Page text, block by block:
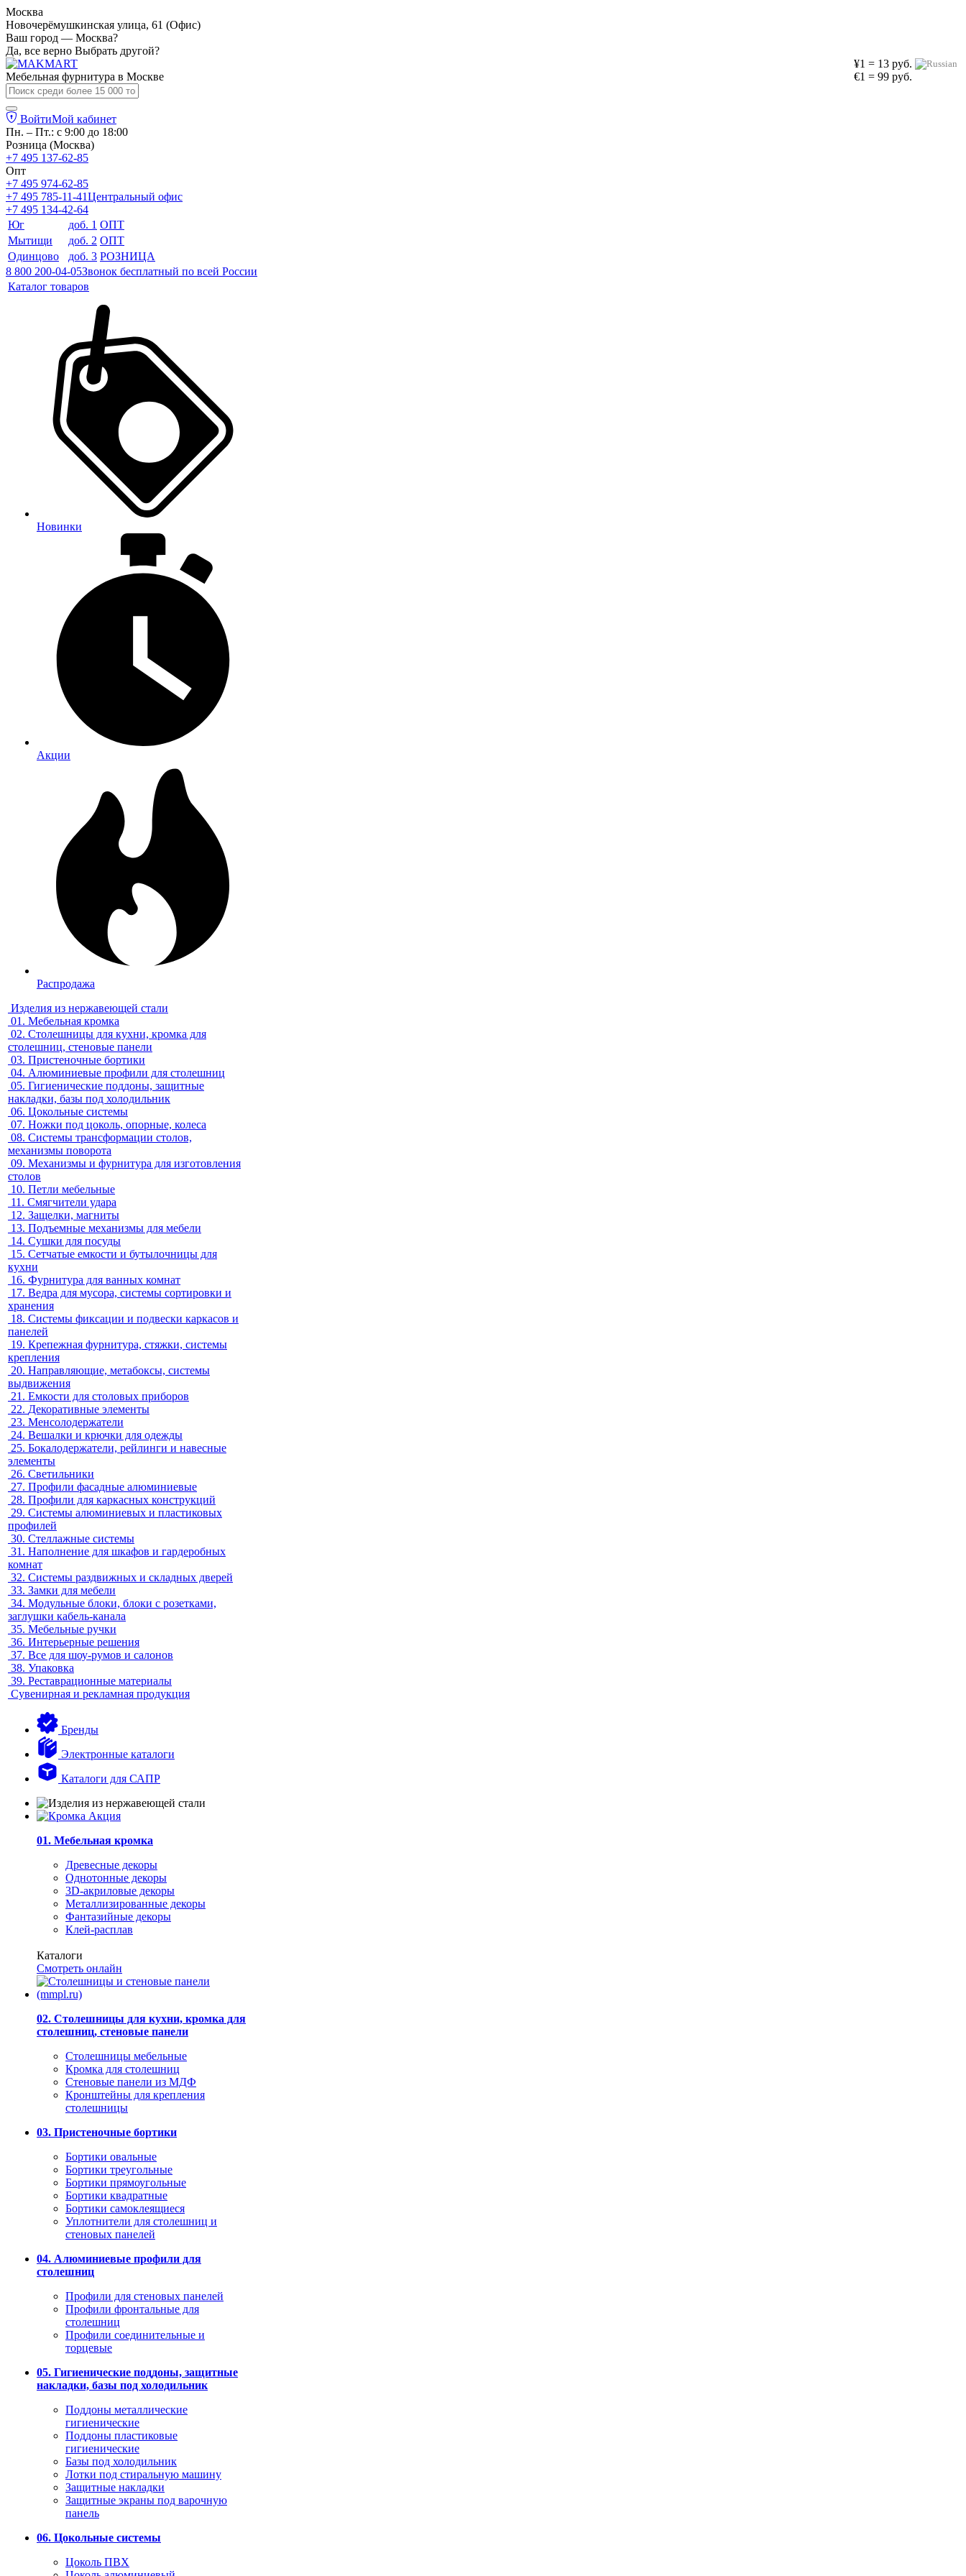
Москва
Новочерёмушкинская улица, 61 (Офис)
Ваш город — Москва?
Да, все верно Выбрать другой?
¥1 = 13 руб.
€1 = 99 руб.
Мебельная фурнитура в Москве
ВойтиМой кабинет
Пн. – Пт.: с 9:00 до 18:00
Розница (Москва)
+7 495 137-62-85
Опт
+7 495 974-62-85
+7 495 785-11-41Центральный офис
+7 495 134-42-64
Юг
доб. 1 ОПТ
Мытищи
доб. 2 ОПТ
Одинцово
доб. 3 РОЗНИЦА
8 800 200-04-05Звонок бесплатный по всей России
Каталог товаров
Новинки
Акции
Распродажа
Изделия из нержавеющей стали
01. Мебельная кромка
02. Столешницы для кухни, кромка для
столешниц, стеновые панели
03. Пристеночные бортики
04. Алюминиевые профили для столешниц
05. Гигиенические поддоны, защитные
накладки, базы под холодильник
06. Цокольные системы
07. Ножки под цоколь, опорные, колеса
08. Системы трансформации столов,
механизмы поворота
09. Механизмы и фурнитура для изготовления
столов
10. Петли мебельные
11. Смягчители удара
12. Защелки, магниты
13. Подъемные механизмы для мебели
14. Сушки для посуды
15. Сетчатые емкости и бутылочницы для
кухни
16. Фурнитура для ванных комнат
17. Ведра для мусора, системы сортировки и
хранения
18. Системы фиксации и подвески каркасов и
панелей
19. Крепежная фурнитура, стяжки, системы
крепления
20. Направляющие, метабоксы, системы
выдвижения
21. Емкости для столовых приборов
22. Декоративные элементы
23. Менсолодержатели
24. Вешалки и крючки для одежды
25. Бокалодержатели, рейлинги и навесные
элементы
26. Светильники
27. Профили фасадные алюминиевые
28. Профили для каркасных конструкций
29. Системы алюминиевых и пластиковых
профилей
30. Стеллажные системы
31. Наполнение для шкафов и гардеробных
комнат
32. Системы раздвижных и складных дверей
33. Замки для мебели
34. Модульные блоки, блоки с розетками,
заглушки кабель-канала
35. Мебельные ручки
36. Интерьерные решения
37. Все для шоу-румов и салонов
38. Упаковка
39. Реставрационные материалы
Сувенирная и рекламная продукция
Бренды
Электронные каталоги
Каталоги для САПР
01. Мебельная кромка
Древесные декоры
Однотонные декоры
3D-акриловые декоры
Металлизированные декоры
Фантазийные декоры
Клей-расплав
Каталоги
Смотреть онлайн
02. Столешницы для кухни, кромка для
столешниц, стеновые панели
Столешницы мебельные
Кромка для столешниц
Стеновые панели из МДФ
Кронштейны для крепления
столешницы
03. Пристеночные бортики
Бортики овальные
Бортики треугольные
Бортики прямоугольные
Бортики квадратные
Бортики самоклеящиеся
Уплотнители для столешниц и
стеновых панелей
04. Алюминиевые профили для
столешниц
Профили для стеновых панелей
Профили фронтальные для
столешниц
Профили соединительные и
торцевые
05. Гигиенические поддоны, защитные
накладки, базы под холодильник
Поддоны металлические
гигиенические
Поддоны пластиковые
гигиенические
Базы под холодильник
Лотки под стиральную машину
Защитные накладки
Защитные экраны под варочную
панель
06. Цокольные системы
Цоколь ПВХ